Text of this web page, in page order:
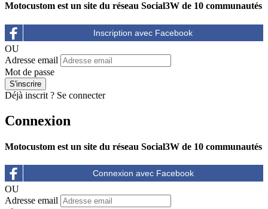
Motocustom est un site du réseau Social3W de 10 communautés
OU
Adresse email
Mot de passe
Déjà inscrit ? Se connecter
Connexion
Motocustom est un site du réseau Social3W de 10 communautés
OU
Adresse email